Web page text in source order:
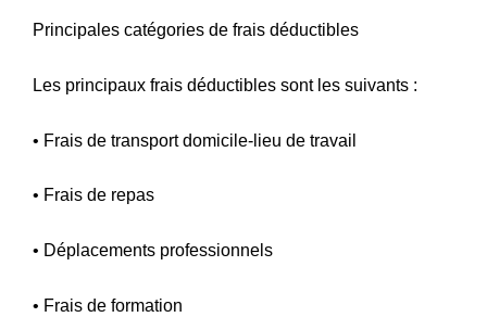
Principales catégories de frais déductibles
Les principaux frais déductibles sont les suivants :
• Frais de transport domicile-lieu de travail
• Frais de repas
• Déplacements professionnels
• Frais de formation